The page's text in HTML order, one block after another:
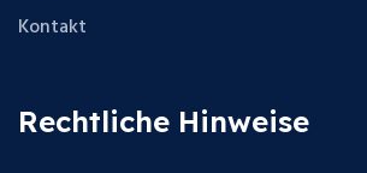
Kontakt
Rechtliche Hinweise